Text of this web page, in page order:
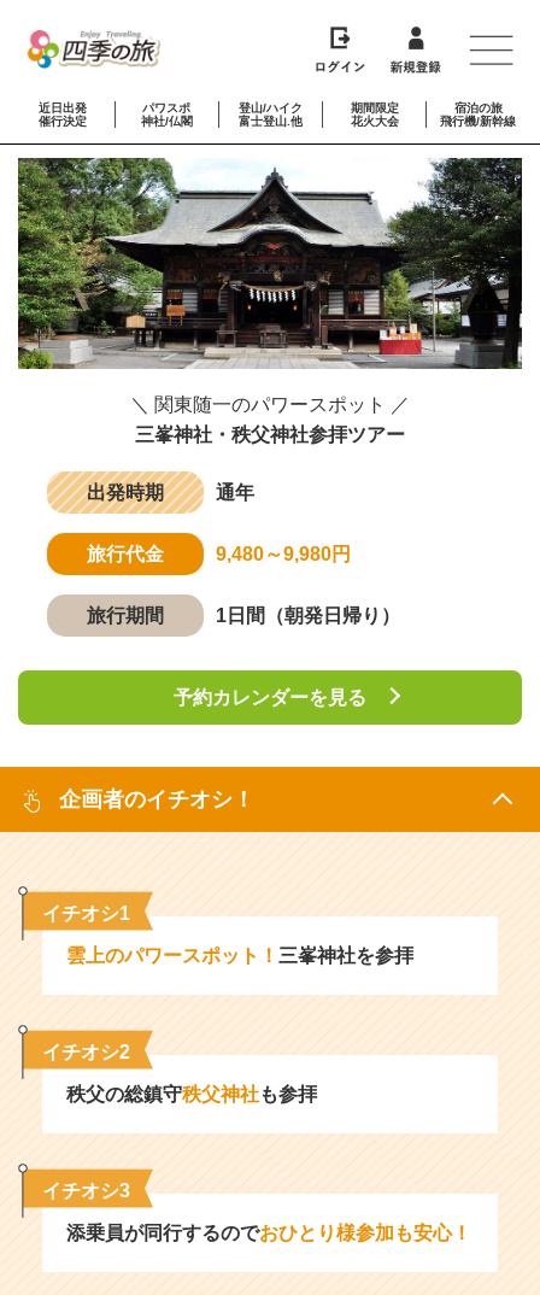
近日出発
催行決定
パワスポ
神社/仏閣
登山/ハイク
富士登山.他
期間限定
花火大会
宿泊の旅
飛行機/新幹線
＼ 関東随一のパワースポット ／
三峯神社・秩父神社参拝ツアー
出発時期 通年
旅行代金 9,480～9,980円
旅行期間 1日間（朝発日帰り）
予約カレンダーを見る
企画者のイチオシ！
イチオシ1
雲上のパワースポット！ 三峯神社を参拝
イチオシ2
秩父の総鎮守秩父神社も参拝
イチオシ3
添乗員が同行するのでおひとり様参加も安心！